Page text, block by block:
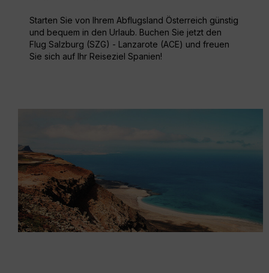
Starten Sie von Ihrem Abflugsland Österreich günstig
und bequem in den Urlaub. Buchen Sie jetzt den
Flug Salzburg (SZG) - Lanzarote (ACE) und freuen
Sie sich auf Ihr Reiseziel Spanien!